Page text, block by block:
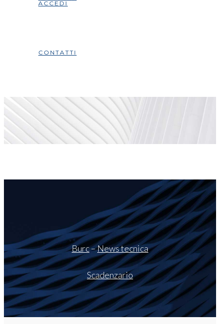
ACCEDI
CONTATTI
Burc–News tecnica
Scadenzario